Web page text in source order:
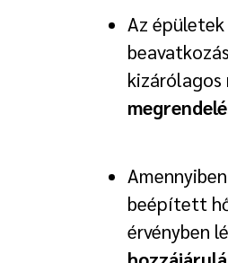
Az
beépített
érvényben